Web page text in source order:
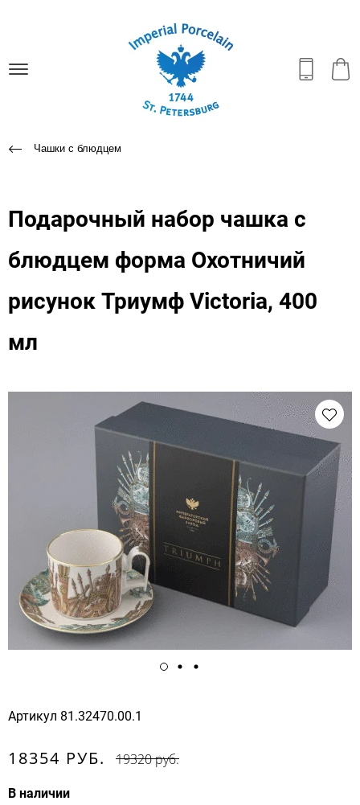
Чашки с блюдцем
Подарочный набор чашка с
блюдцем форма Охотничий
рисунок Триумф Victoria, 400
мл
Артикул 81.32470.00.1
18354 РУБ. 19320 руб.
В наличии